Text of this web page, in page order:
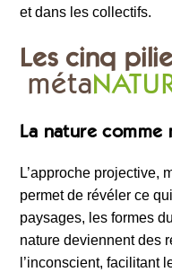
et dans les collectifs.
Les cinq
méta
La nature comme
L’approche projective,
permet de révéler ce
paysages, les formes
nature deviennent des
l’inconscient, facilitant